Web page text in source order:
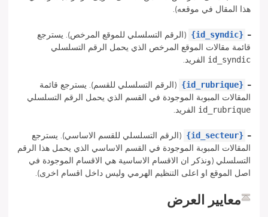
هذا المقال في موقعه).
–
{id_syndic} (الرقم التسلسلي للموقع المرخص). يسترجع
قائمة مقالات الموقع المرخص الذي يحمل الرقم التسلسلي
id_syndic الفريد.
–
{id_rubrique} (الرقم التسلسلي للقسم). يسترجع قائمة
المقالات المبوبة الموجودة في القسم الذي يحمل الرقم التسلسلي
id_rubrique الفريد.
–
{id_secteur} (الرقم التسلسلي للقسم الاساسي). يسترجع
المقالات المبوبة الموجودة في القسم الاساسي الذي يحمل هذا الرقم
التسلسلي (ونذكر ان الاقسام الاساسية هي الاقسام الموجودة في
اصل الموقع او اعلى التنظيم الهرمي وليس داخل اقسام اخرى).
معايير العرض